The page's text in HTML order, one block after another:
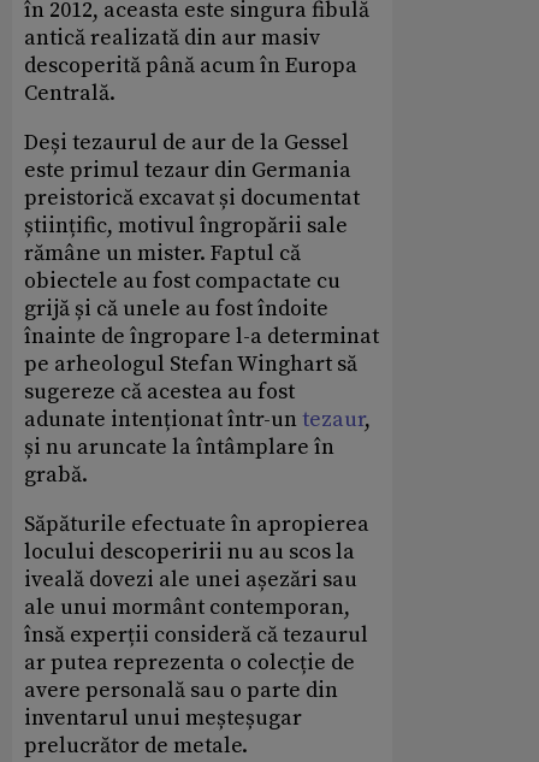
în 2012, aceasta este singura fibulă
antică realizată din aur masiv
descoperită până acum în Europa
Centrală.
Deși tezaurul de aur de la Gessel
este primul tezaur din Germania
preistorică excavat și documentat
științific, motivul îngropării sale
rămâne un mister. Faptul că
obiectele au fost compactate cu
grijă și că unele au fost îndoite
înainte de îngropare l-a determinat
pe arheologul Stefan Winghart să
sugereze că acestea au fost
adunate intenționat într-untezaur,
și nu aruncate la întâmplare în
grabă.
Săpăturile efectuate în apropierea
locului descoperirii nu au scos la
iveală dovezi ale unei așezări sau
ale unui mormânt contemporan,
însă experții consideră că tezaurul
ar putea reprezenta o colecție de
avere personală sau o parte din
inventarul unui meșteșugar
prelucrător de metale.